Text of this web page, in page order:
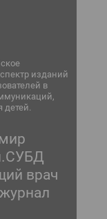
изданий
в
врач